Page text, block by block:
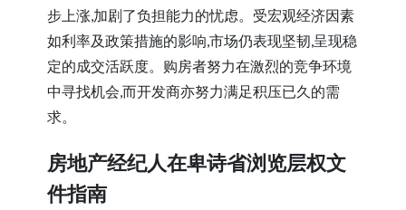
步上涨,加剧了负担能力的忧虑。受宏观经济因素
如利率及政策措施的影响,市场仍表现坚韧,呈现稳
定的成交活跃度。购房者努力在激烈的竞争环境
中寻找机会,而开发商亦努力满足积压已久的需
求。
房地产经纪人在卑诗省浏览层权文
件指南